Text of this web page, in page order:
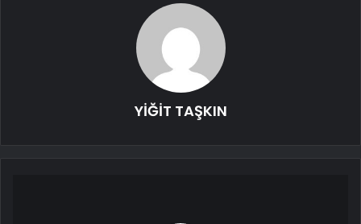
YİĞİT TAŞKIN